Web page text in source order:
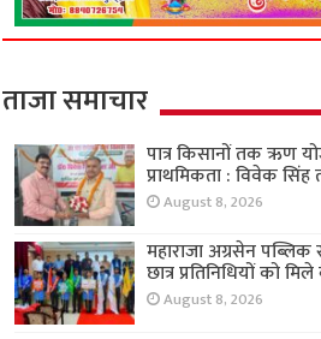
ताजा समाचार
पात्र किसानों तक ऋण
प्राथमिकता : विवेक सिंह
August 8, 2026
महाराजा अग्रसेन
छात्र प्रतिनिधियों को
August 8, 2026